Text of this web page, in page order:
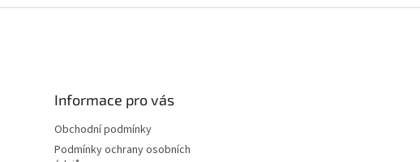
Informace pro vás
Obchodní podmínky
Podmínky ochrany osobních